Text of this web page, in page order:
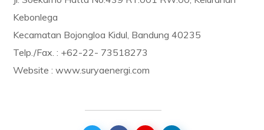
Kebonlega
Kecamatan Bojongloa Kidul, Bandung 40235
Telp./Fax. : +62-22- 73518273
Website : www.suryaenergi.com